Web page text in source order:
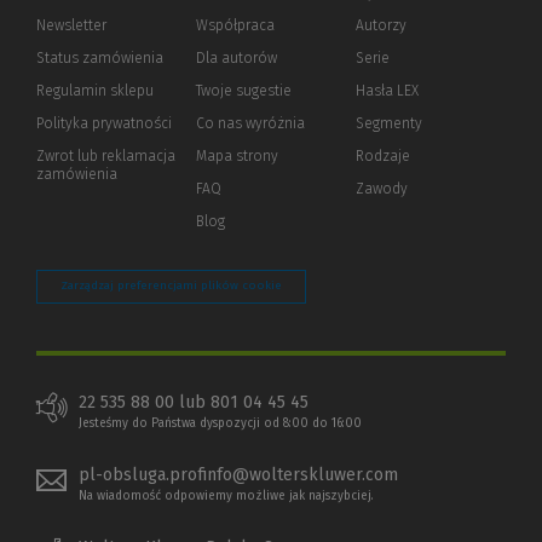
Newsletter
Status zamówienia
Regulamin sklepu
Polityka prywatności (Nowe
(Link
innej
Zwrot lub reklamacja
zamówienia
Współpraca
Dla autorów(Nowe
(Link
innej
Twoje sugestie
Co nas wyróżnia
Mapa strony
FAQ
Blog
Autorzy
Serie
Hasła LEX
Segmenty
Rodzaje
Zawody
Zarządzaj preferencjami plików cookie
22 535 88 00 lub 801 04 45 45
Jesteśmy do Państwa dyspozycji od 8:00 do 16:00
pl-obsluga.profinfo@wolterskluwer.com
Na wiadomość odpowiemy możliwe jak najszybciej.